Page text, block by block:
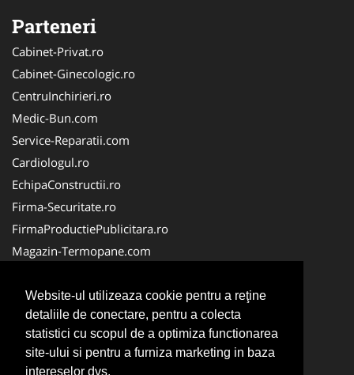
Website-ul utilizeaza cookie pentru a reţine
detaliile de conectare, pentru a colecta
statistici cu scopul de a optimiza functionarea
site-ului si pentru a furniza marketing in baza
intereselor dvs.
Parteneri
Cabinet-Privat.ro
Cabinet-Ginecologic.ro
CentruInchirieri.ro
Medic-Bun.com
Service-Reparatii.com
Cardiologul.ro
EchipaConstructii.ro
Firma-Securitate.ro
FirmaProductiePublicitara.ro
Magazin-Termopane.com
CramaVinuri.ro
FirmaTractariAuto.ro
InstalatiiSolare.com
Pescaresc.ro